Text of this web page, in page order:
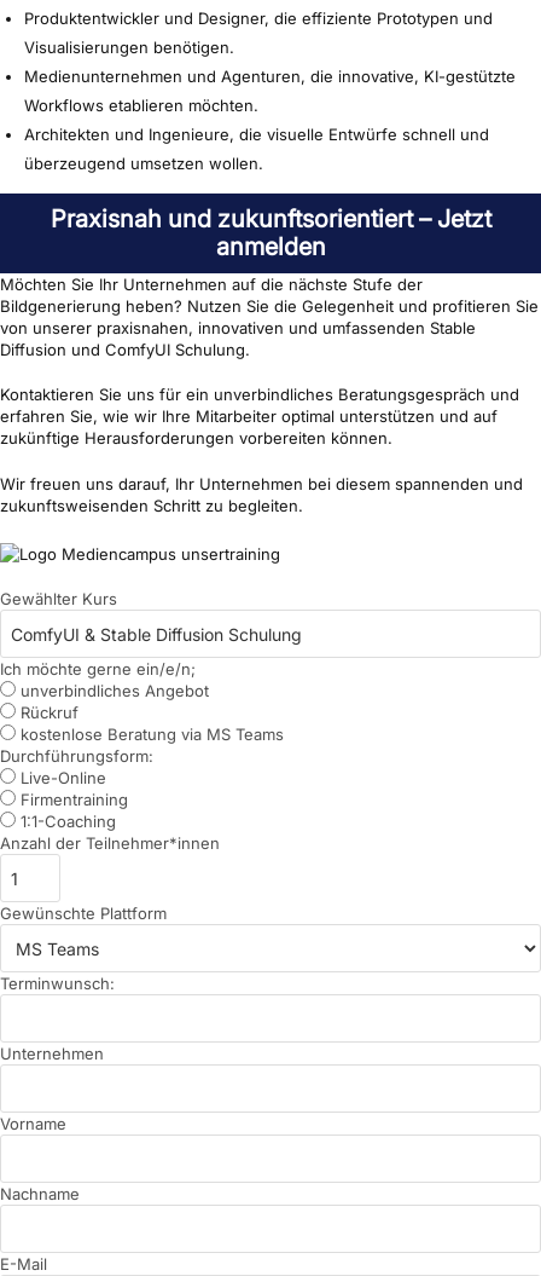
Produktentwickler und Designer, die effiziente Prototypen und
Visualisierungen benötigen.
Medienunternehmen und Agenturen, die innovative, KI-gestützte
Workflows etablieren möchten.
Architekten und Ingenieure, die visuelle Entwürfe schnell und
überzeugend umsetzen wollen.
Praxisnah und zukunftsorientiert – Jetzt
anmelden
Möchten Sie Ihr Unternehmen auf die nächste Stufe der
Bildgenerierung heben? Nutzen Sie die Gelegenheit und profitieren Sie
von unserer praxisnahen, innovativen und umfassenden Stable
Diffusion und ComfyUI Schulung.
Kontaktieren Sie uns für ein unverbindliches Beratungsgespräch und
erfahren Sie, wie wir Ihre Mitarbeiter optimal unterstützen und auf
zukünftige Herausforderungen vorbereiten können.
Wir freuen uns darauf, Ihr Unternehmen bei diesem spannenden und
zukunftsweisenden Schritt zu begleiten.
Gewählter Kurs
Ich möchte gerne ein/e/n;
unverbindliches Angebot
Rückruf
kostenlose Beratung via MS Teams
Durchführungsform:
Live-Online
Firmentraining
1:1-Coaching
Anzahl der Teilnehmer*innen
Gewünschte Plattform
Terminwunsch:
Unternehmen
Vorname
Nachname
E-Mail